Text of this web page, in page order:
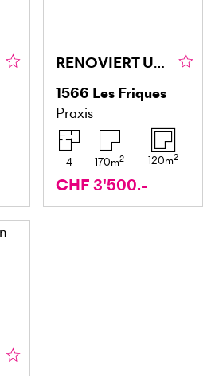
RENOVIERT UND EINSATZBEREIT
1566 Les Friques
Praxis
4 170m2 120m2
CHF 3'500.-